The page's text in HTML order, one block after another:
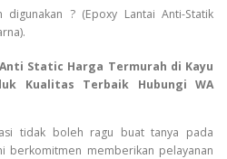
digunakan ? (Epoxy Lantai Anti-Statik
Static Harga Termurah di Kayu
Kualitas Terbaik Hubungi WA
tidak boleh ragu buat tanya pada
berkomitmen memberikan pelayanan